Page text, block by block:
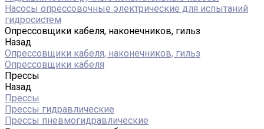
Насосы опрессовочные электрические для испытаний
гидросистем
Опрессовщики кабеля, наконечников, гильз
Назад
Опрессовщики кабеля, наконечников, гильз
Опрессовщики кабеля
Прессы
Назад
Прессы
Прессы гидравлические
Прессы пневмогидравлические